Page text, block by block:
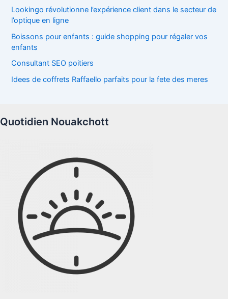
Lookingo révolutionne l’expérience client dans le secteur de
l’optique en ligne
Boissons pour enfants : guide shopping pour régaler vos
enfants
Consultant SEO poitiers
Idees de coffrets Raffaello parfaits pour la fete des meres
Quotidien Nouakchott